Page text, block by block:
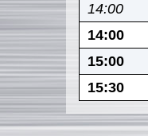
14:00
14:00
15:00
15:30